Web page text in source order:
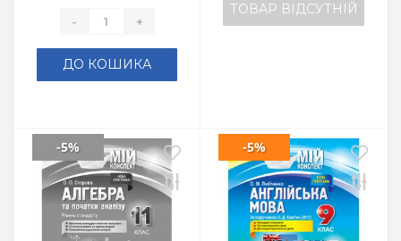
- +
ДО КОШИКА
ТОВАР ВІДСУТНІЙ
-5% -5%